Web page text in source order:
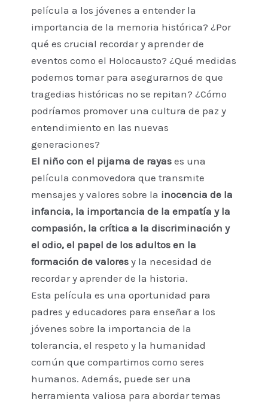
película a los jóvenes a entender la
importancia de la memoria histórica? ¿Por
qué es crucial recordar y aprender de
eventos como el Holocausto? ¿Qué medidas
podemos tomar para asegurarnos de que
tragedias históricas no se repitan? ¿Cómo
podríamos promover una cultura de paz y
entendimiento en las nuevas
generaciones?
El niño con el pijama de rayases una
película conmovedora que transmite
mensajes y valores sobre la inocencia de la
infancia, la importancia de la empatía y la
compasión, la crítica a la discriminación y
el odio, el papel de los adultos en la
formación de valoresy la necesidad de
recordar y aprender de la historia.
Esta película es una oportunidad para
padres y educadores para enseñar a los
jóvenes sobre la importancia de la
tolerancia, el respeto y la humanidad
común que compartimos como seres
humanos. Además, puede ser una
herramienta valiosa para abordar temas